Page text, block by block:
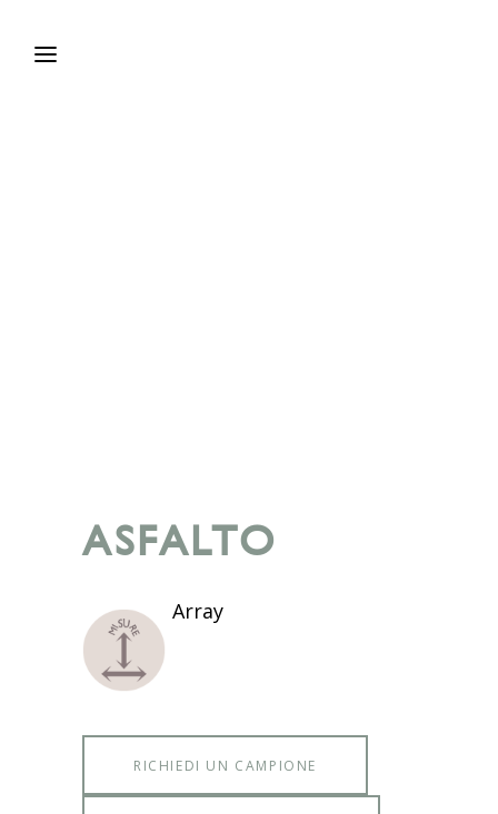
ASFALTO
Array
RICHIEDI UN CAMPIONE